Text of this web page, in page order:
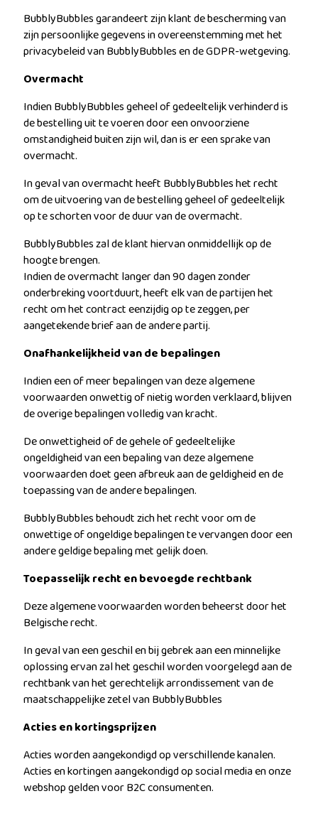
BubblyBubbles garandeert zijn klant de bescherming van
zijn persoonlijke gegevens in overeenstemming met het
privacybeleid van BubblyBubbles en de GDPR-wetgeving.
Overmacht
Indien BubblyBubbles geheel of gedeeltelijk verhinderd is
de bestelling uit te voeren door een onvoorziene
omstandigheid buiten zijn wil, dan is er een sprake van
overmacht.
In geval van overmacht heeft BubblyBubbles het recht
om de uitvoering van de bestelling geheel of gedeeltelijk
op te schorten voor de duur van de overmacht.
BubblyBubbles zal de klant hiervan onmiddellijk op de
hoogte brengen.
Indien de overmacht langer dan 90 dagen zonder
onderbreking voortduurt, heeft elk van de partijen het
recht om het contract eenzijdig op te zeggen, per
aangetekende brief aan de andere partij.
Onafhankelijkheid van de bepalingen
Indien een of meer bepalingen van deze algemene
voorwaarden onwettig of nietig worden verklaard, blijven
de overige bepalingen volledig van kracht.
De onwettigheid of de gehele of gedeeltelijke
ongeldigheid van een bepaling van deze algemene
voorwaarden doet geen afbreuk aan de geldigheid en de
toepassing van de andere bepalingen.
BubblyBubbles behoudt zich het recht voor om de
onwettige of ongeldige bepalingen te vervangen door een
andere geldige bepaling met gelijk doen.
Toepasselijk recht en bevoegde rechtbank
Deze algemene voorwaarden worden beheerst door het
Belgische recht.
In geval van een geschil en bij gebrek aan een minnelijke
oplossing ervan zal het geschil worden voorgelegd aan de
rechtbank van het gerechtelijk arrondissement van de
maatschappelijke zetel van BubblyBubbles
Acties en kortingsprijzen
Acties worden aangekondigd op verschillende kanalen.
Acties en kortingen aangekondigd op social media en onze
webshop gelden voor B2C consumenten.